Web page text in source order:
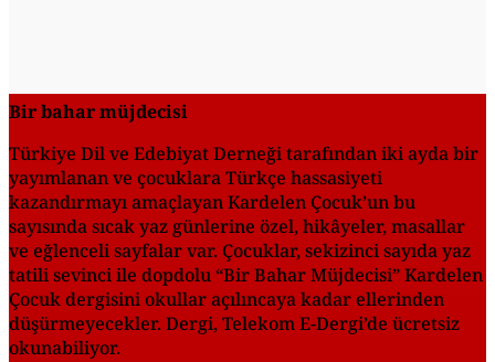
Bir bahar müjdecisi
Türkiye Dil ve Edebiyat Derneği tarafından iki ayda bir
yayımlanan ve çocuklara Türkçe hassasiyeti
kazandırmayı amaçlayan Kardelen Çocuk’un bu
sayısında sıcak yaz günlerine özel, hikâyeler, masallar
ve eğlenceli sayfalar var. Çocuklar, sekizinci sayıda yaz
tatili sevinci ile dopdolu “Bir Bahar Müjdecisi” Kardelen
Çocuk dergisini okullar açılıncaya kadar ellerinden
düşürmeyecekler. Dergi, Telekom E-Dergi’de ücretsiz
okunabiliyor.